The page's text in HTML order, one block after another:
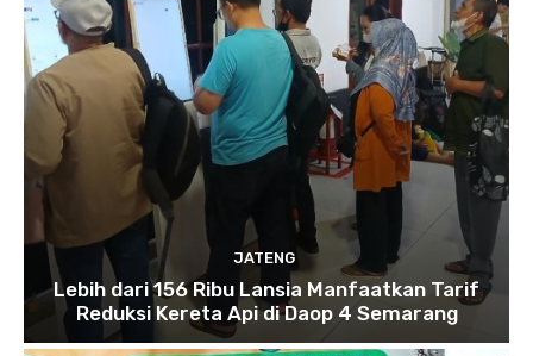
JATENG
Lebih dari 156 Ribu Lansia Manfaatkan Tarif
Reduksi Kereta Api di Daop 4 Semarang